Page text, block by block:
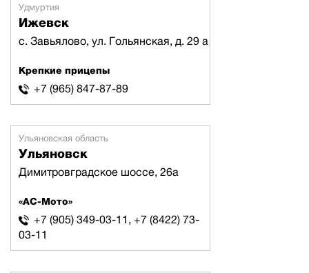
Удмуртия
Ижевск
с. Завьялово, ул. Гольянская, д. 29 а
Крепкие прицепы
+7 (965) 847-87-89
Ульяновская область
Ульяновск
Димитровградское шоссе, 26а
«АС-Мото»
+7 (905) 349-03-11, +7 (8422) 73-
03-11